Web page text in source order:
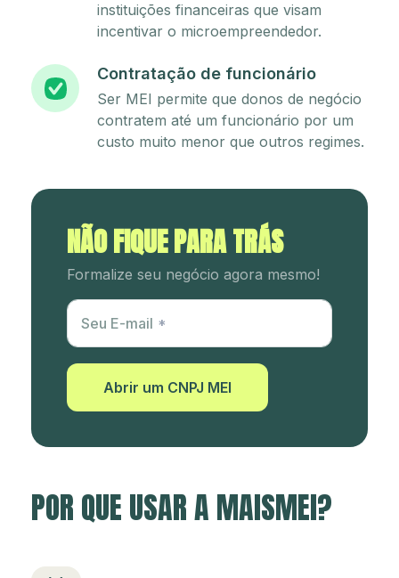
instituições financeiras que visam
incentivar o microempreendedor.
Contratação de funcionário
Ser MEI permite que donos de negócio
contratem até um funcionário por um
custo muito menor que outros regimes.
NÃO FIQUE PARA TRÁS
Formalize seu negócio agora mesmo!
Utm Content
Seu E-mail
Abrir um CNPJ MEI
POR QUE USAR A MAISMEI?